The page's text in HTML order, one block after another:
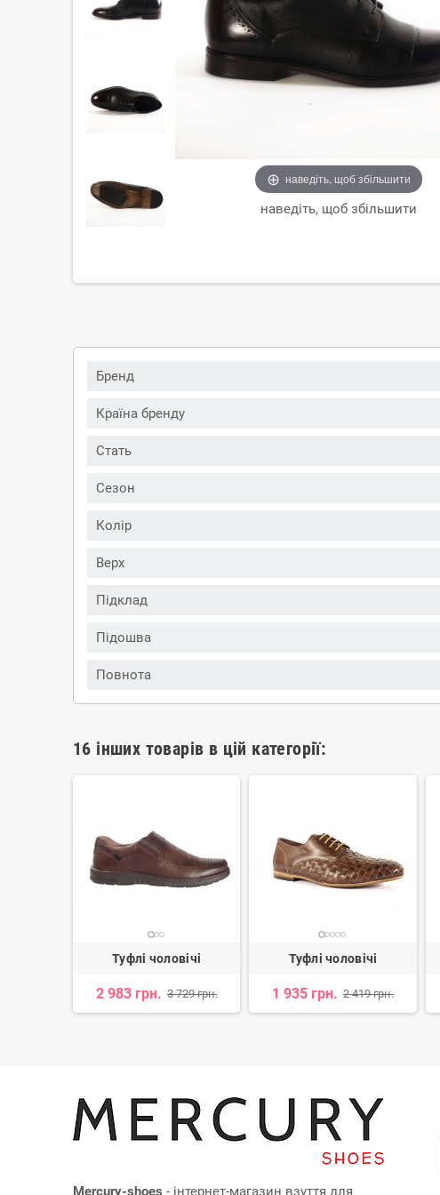
наведіть, щоб збільшити
наведіть, щоб збільшити
Бренд
Країна бренду
Стать
Сезон
Колір
Верх
Підклад
Підошва
Повнота
16 інших товарів в цій категорії:
Туфлі чоловічі
2 983 грн. 3 729 грн.
Туфлі чоловічі
1 935 грн. 2 419 грн.